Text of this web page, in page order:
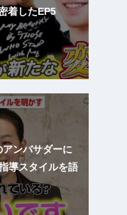
着したEP5
ンバサダーに
導スタイルを語